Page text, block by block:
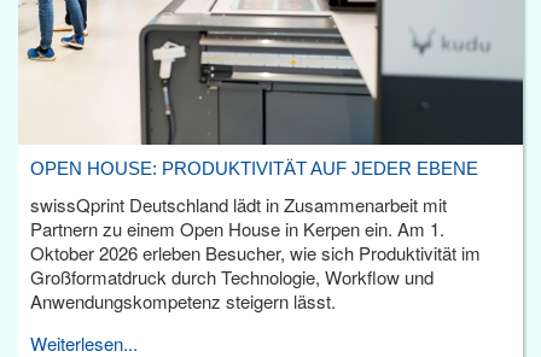
OPEN HOUSE: PRODUKTIVITÄT AUF JEDER EBENE
swissQprint Deutschland lädt in Zusammenarbeit mit
Partnern zu einem Open House in Kerpen ein. Am 1.
Oktober 2026 erleben Besucher, wie sich Produktivität im
Großformatdruck durch Technologie, Workflow und
Anwendungskompetenz steigern lässt.
Weiterlesen...